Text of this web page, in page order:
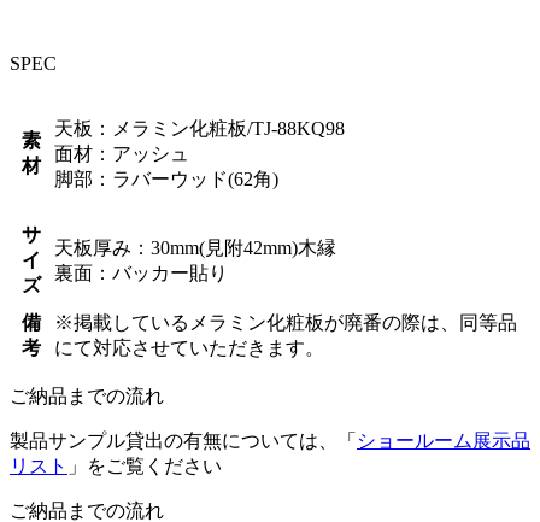
SPEC
素
材
天板：メラミン化粧板/TJ-88KQ98
面材：アッシュ
脚部：ラバーウッド(62角)
サ
イ
ズ
天板厚み：30mm(見附42mm)木縁
裏面：バッカー貼り
備
考
※掲載しているメラミン化粧板が廃番の際は、同等品
にて対応させていただきます。
ご納品までの流れ
製品サンプル貸出の有無については、「 ショールーム展示品
リスト 」をご覧ください
ご納品までの流れ